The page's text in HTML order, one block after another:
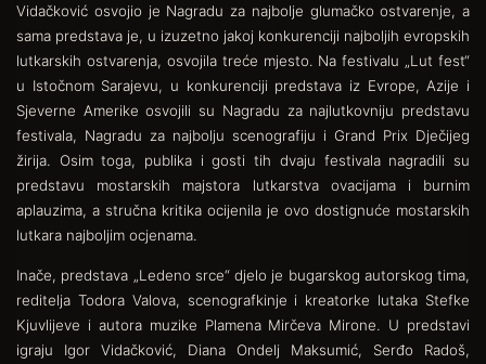
Vidačković osvojio je Nagradu za najbolje glumačko ostvarenje, a
sama predstava je, u izuzetno jakoj konkurenciji najboljih evropskih
lutkarskih ostvarenja, osvojila treće mjesto. Na festivalu „Lut fest“
u Istočnom Sarajevu, u konkurenciji predstava iz Evrope, Azije i
Sjeverne Amerike osvojili su Nagradu za najlutkovniju predstavu
festivala, Nagradu za najbolju scenografiju i Grand Prix Dječijeg
žirija. Osim toga, publika i gosti tih dvaju festivala nagradili su
predstavu mostarskih majstora lutkarstva ovacijama i burnim
aplauzima, a stručna kritika ocijenila je ovo dostignuće mostarskih
lutkara najboljim ocjenama.
Inače, predstava „Ledeno srce“ djelo je bugarskog autorskog tima,
reditelja Todora Valova, scenografkinje i kreatorke lutaka Stefke
Kjuvlijeve i autora muzike Plamena Mirčeva Mirone. U predstavi
igraju Igor Vidačković, Diana Ondelj Maksumić, Serđo Radoš,